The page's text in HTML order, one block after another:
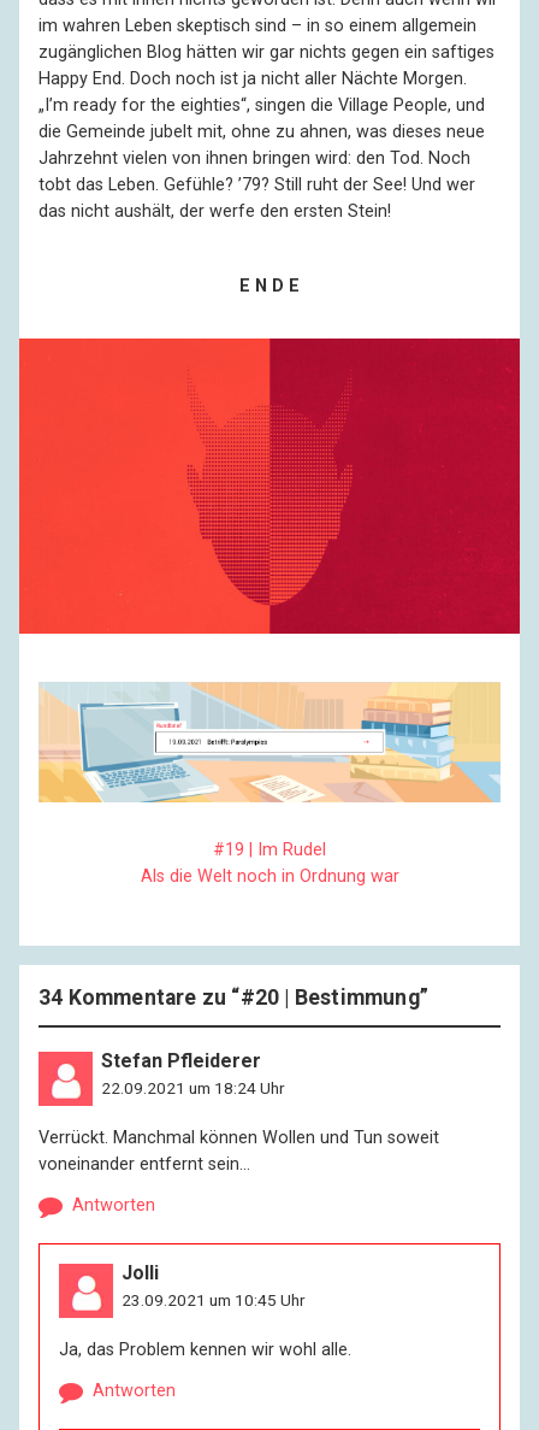
im wahren Leben skeptisch sind – in so einem allgemein
zugänglichen Blog hätten wir gar nichts gegen ein saftiges
Happy End. Doch noch ist ja nicht aller Nächte Morgen.
„I’m ready for the eighties“, singen die Village People, und
die Gemeinde jubelt mit, ohne zu ahnen, was dieses neue
Jahrzehnt vielen von ihnen bringen wird: den Tod. Noch
tobt das Leben. Gefühle? ’79? Still ruht der See! Und wer
das nicht aushält, der werfe den ersten Stein!
E N D E
#19 | Im Rudel
Als die Welt noch in Ordnung war
34 Kommentare zu “#20 | Bestimmung”
Stefan Pfleiderer
22.09.2021 um 18:24 Uhr
Verrückt. Manchmal können Wollen und Tun soweit
voneinander entfernt sein…
Antworten
Jolli
23.09.2021 um 10:45 Uhr
Ja, das Problem kennen wir wohl alle.
Antworten